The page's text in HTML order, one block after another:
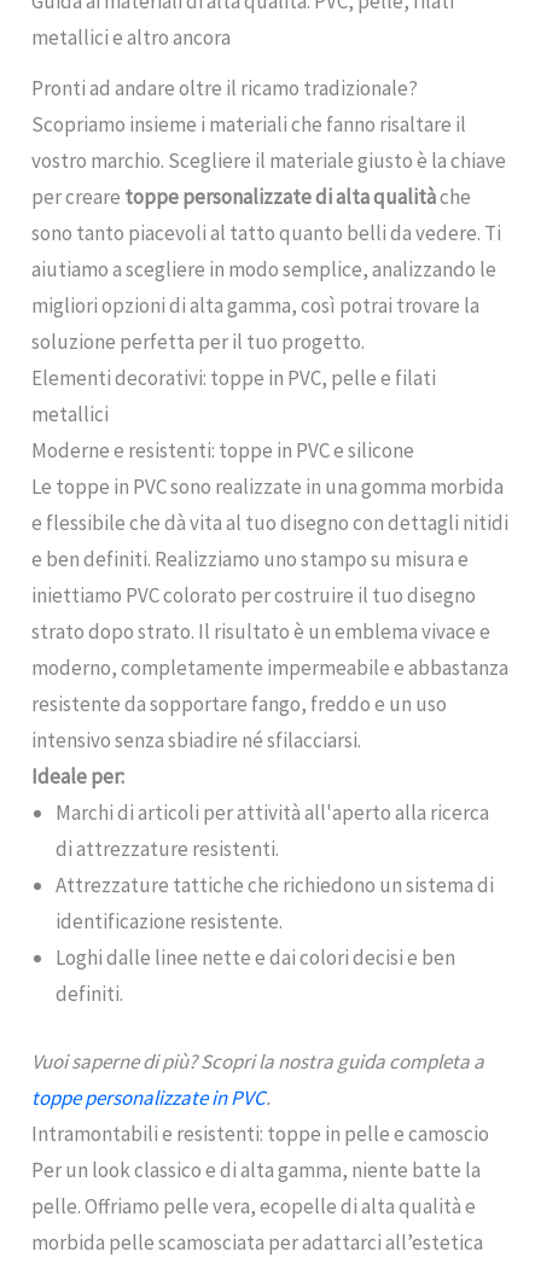
metallici e altro ancora
Pronti ad andare oltre il ricamo tradizionale?
Scopriamo insieme i materiali che fanno risaltare il
vostro marchio. Scegliere il materiale giusto è la chiave
per creare toppe personalizzate di alta qualitàche
sono tanto piacevoli al tatto quanto belli da vedere. Ti
aiutiamo a scegliere in modo semplice, analizzando le
migliori opzioni di alta gamma, così potrai trovare la
soluzione perfetta per il tuo progetto.
Elementi decorativi: toppe in PVC, pelle e filati
metallici
Moderne e resistenti: toppe in PVC e silicone
Le toppe in PVC sono realizzate in una gomma morbida
e flessibile che dà vita al tuo disegno con dettagli nitidi
e ben definiti. Realizziamo uno stampo su misura e
iniettiamo PVC colorato per costruire il tuo disegno
strato dopo strato. Il risultato è un emblema vivace e
moderno, completamente impermeabile e abbastanza
resistente da sopportare fango, freddo e un uso
intensivo senza sbiadire né sfilacciarsi.
Ideale per:
Marchi di articoli per attività all'aperto alla ricerca
di attrezzature resistenti.
Attrezzature tattiche che richiedono un sistema di
identificazione resistente.
Loghi dalle linee nette e dai colori decisi e ben
definiti.
Vuoi saperne di più? Scopri la nostra guida completa a
toppe personalizzate in PVC.
Intramontabili e resistenti: toppe in pelle e camoscio
Per un look classico e di alta gamma, niente batte la
pelle. Offriamo pelle vera, ecopelle di alta qualità e
morbida pelle scamosciata per adattarci all’estetica